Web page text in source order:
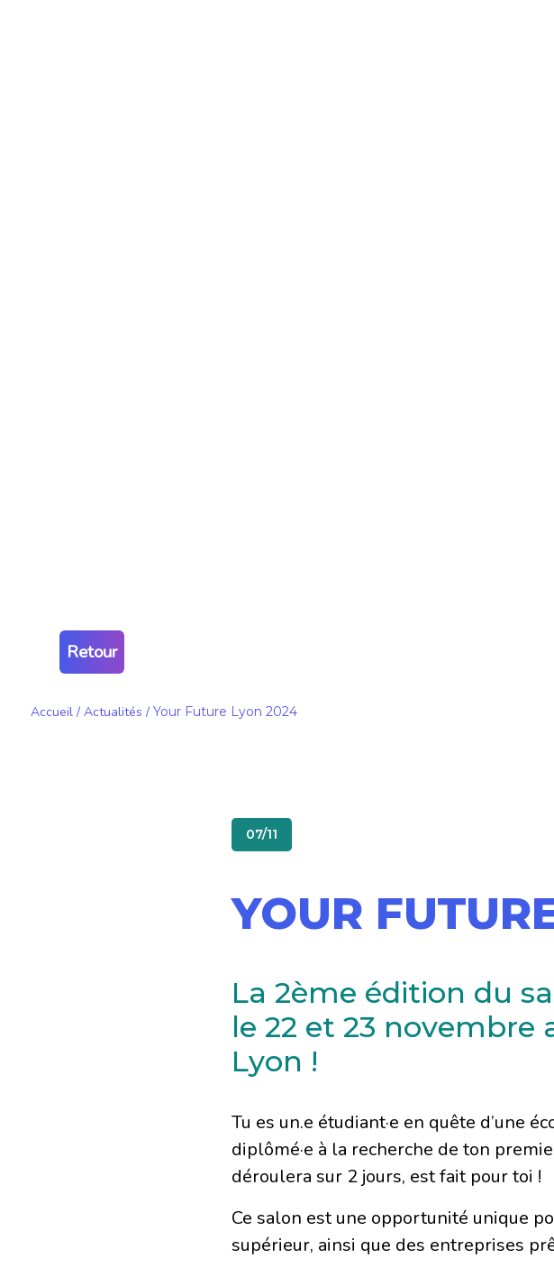
Retour
Accueil/ Actualités / Your Future Lyon 2024
07/11
YOUR
La 2ème édition du
le 22 et 23
Lyon !
Tu es un.e étudiant·e en quête d’une
diplômé·e à la recherche de ton
déroulera sur 2 jours, est fait pour toi !
Ce salon est une opportunité unique
supérieur, ainsi que des entreprises